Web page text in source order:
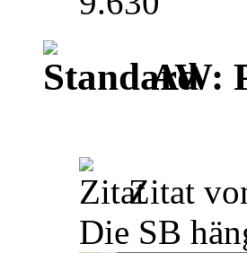
AW:
Zitat
Die SB